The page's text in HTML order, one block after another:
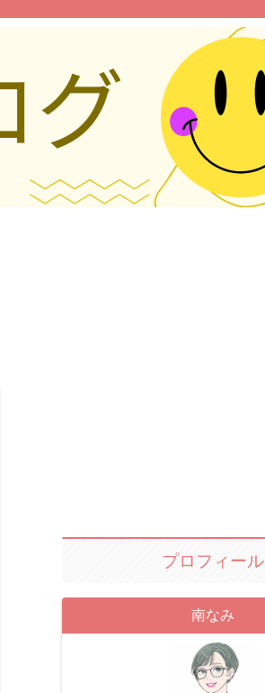
プロフィール
南なみ